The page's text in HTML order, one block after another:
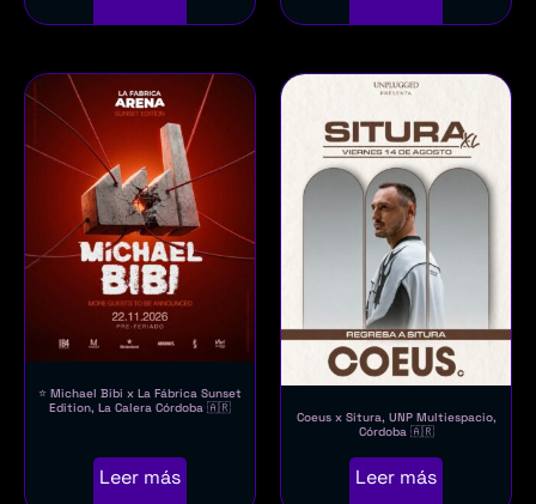
⭐ Michael Bibi x La Fábrica Sunset
Edition, La Calera Córdoba 🇦🇷
Leer más
Coeus x Situra, UNP Multiespacio,
Córdoba 🇦🇷
Leer más